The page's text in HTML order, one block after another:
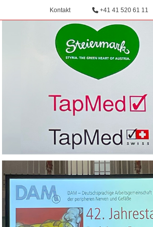
Kontakt +41 41 520 61 11